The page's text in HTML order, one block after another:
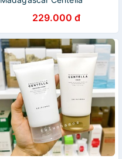
229.000 đ